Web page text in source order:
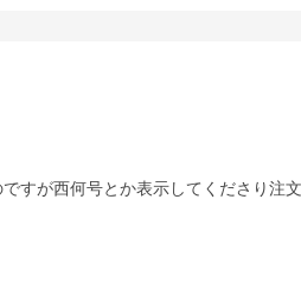
すが西何号とか表示してくださり注